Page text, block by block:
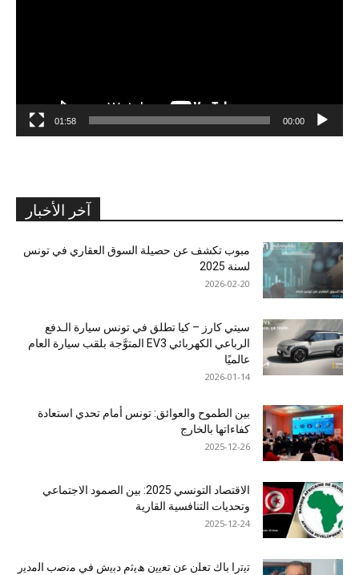
00:00
01:58
آخر الأخبار
مبوب تكشف عن حصيلة السوق العقاري في تونس
لسنة 2025
2026-02-20
سيتي كارز – كيا تطلق في تونس سيارة الـدفع
الرباعي الكهربائي EV3 المتوَّجة بلقب سيارة العام
عالميًا
2026-01-14
بين الطموح والعوائق: تونس أمام تحدي استعادة
كفاءاتها بالخارج
2025-12-26
الاقتصاد التونسي 2025: بين الصمود الاجتماعي
وتحديات التنافسية القارية
2025-12-24
ﺗﯾﺗرا ﺑﺎك ﺗﻌﻠن ﻋن ﺗﻌﯾﯾن ھﯾﺛم دﺑﯾش ﻓﻲ ﻣﻧﺻب اﻟﻣدﯾر